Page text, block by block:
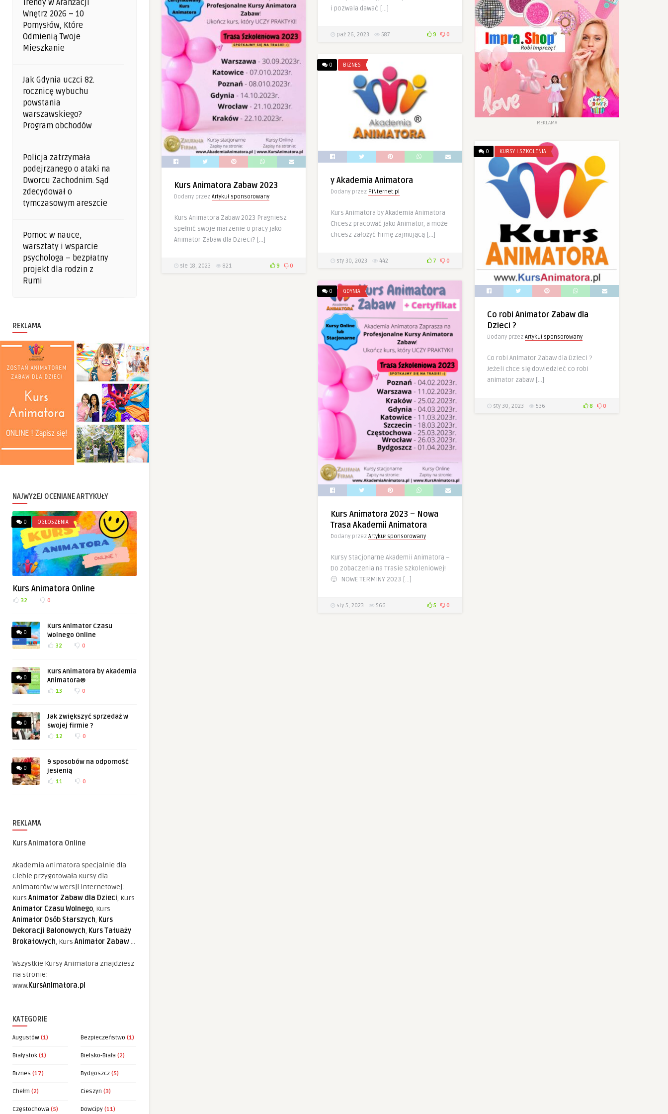
Trendy W Aranżacji
Wnętrz 2026 – 10
Pomysłów, Które
Odmienią Twoje
Mieszkanie
Jak Gdynia uczci 82.
rocznicę wybuchu
powstania
warszawskiego?
Program obchodów
Policja zatrzymała
podejrzanego o ataki na
Dworcu Zachodnim. Sąd
zdecydował o
tymczasowym areszcie
Pomoc w nauce,
warsztaty i wsparcie
psychologa – bezpłatny
projekt dla rodzin z
Rumi
REKLAMA
NAJWYŻEJ OCENIANE ARTYKUŁY
0 OGŁOSZENIA
Kurs Animatora Online
32 0
0
Kurs Animator Czasu
Wolnego Online
32 0
0
Kurs Animatora by Akademia
Animatora®
13 0
0
Jak zwiększyć sprzedaż w
swojej firmie ?
12 0
0
9 sposobów na odporność
jesienią
11 0
REKLAMA
Kurs Animatora Online
Akademia Animatora specjalnie dla
Ciebie przygotowała Kursy dla
Animatorów w wersji internetowej:
Kurs Animator Zabaw dla Dzieci, Kurs
Animator Czasu Wolnego, Kurs
Animator Osób Starszych, Kurs
Dekoracji Balonowych, Kurs Tatuaży
Brokatowych, Kurs Animator Zabaw...
Wszystkie Kursy Animatora znajdziesz
na stronie:
www.KursAnimatora.pl
KATEGORIE
Augustów (1) Bezpieczeństwo (1)
Białystok (1) Bielsko-Biała (2)
Biznes (17) Bydgoszcz (5)
Chełm (2) Cieszyn (3)
Częstochowa (5) Dowcipy (11)
i pozwala dawać […]
paź 26, 2023 587 9 0
Kurs Animatora Zabaw 2023
Dodany przez Artykuł sponsorowany
Kurs Animatora Zabaw 2023 Pragniesz
spełnić swoje marzenie o pracy jako
Animator Zabaw dla Dzieci? […]
sie 18, 2023 821 9 0
REKLAMA
0 BIZNES
y Akademia Animatora
Dodany przez PINternet.pl
Kurs Animatora by Akademia Animatora
Chcesz pracować jako Animator, a może
chcesz założyć firmę zajmującą […]
sty 30, 2023 442 7 0
0 KURSY I SZKOLENIA
Co robi Animator Zabaw dla
Dzieci ?
Dodany przez Artykuł sponsorowany
Co robi Animator Zabaw dla Dzieci ?
Jeżeli chce się dowiedzieć co robi
animator zabaw […]
sty 30, 2023 536 8 0
0 GDYNIA
Kurs Animatora 2023 – Nowa
Trasa Akademii Animatora
Dodany przez Artykuł sponsorowany
Kursy Stacjonarne Akademii Animatora –
Do zobaczenia na Trasie Szkoleniowej!
🙂 NOWE TERMINY 2023 […]
sty 5, 2023 566 5 0